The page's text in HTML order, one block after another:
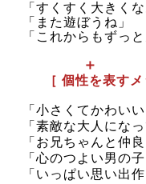
「すくすく大きく
「また遊ぼうね」
「これからもず
＋
［ 個性を表す
「小さくてかわい
「素敵な大人にな
「お兄ちゃんと仲
「心のつよい男の
「いっぱい思い出